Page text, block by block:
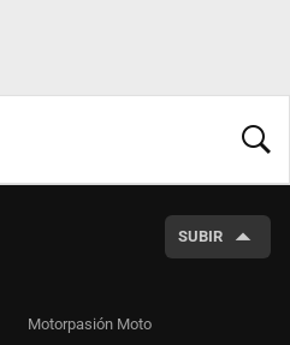
SUBIR
Motorpasión Moto